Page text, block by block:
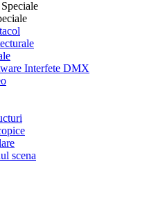
Interfete DMX
scena